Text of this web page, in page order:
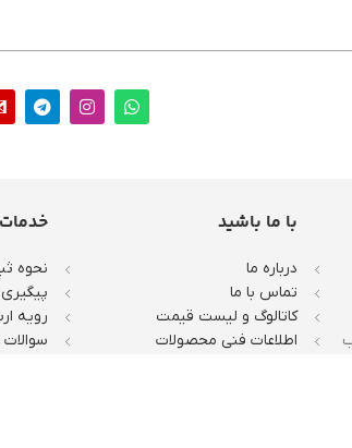
با ما باشید
درباره ما
تماس با ما
کاتالوگ و لیست قیمت
اطلاعات فنی محصولات
نحوه
رویه